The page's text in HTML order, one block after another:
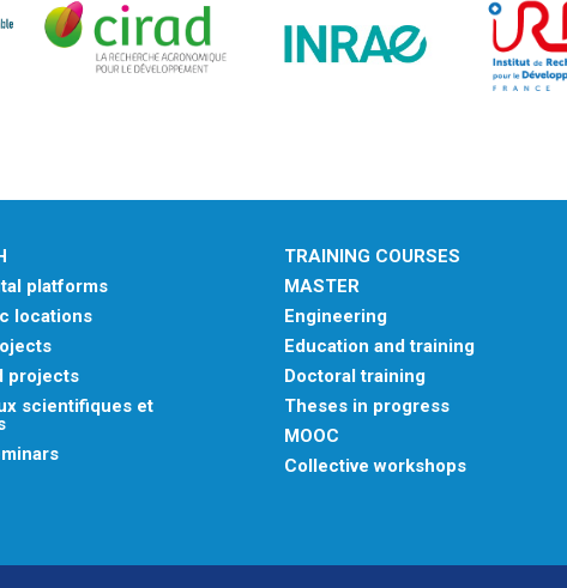
platforms
locations
projects
scientifiques et
TRAINING COURSES
MASTER
Engineering
Education and training
Doctoral training
Theses in progress
MOOC
Collective workshops